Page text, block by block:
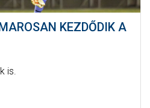
KEZDŐDIK A
is.